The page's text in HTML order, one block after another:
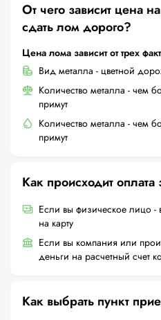
От чего зависит цена
сдать лом дорого?
Цена лома зависит от трех
Вид металла - цветной
Количество металла - чем
примут
Количество металла - чем
примут
Как происходит
Если вы физическое лицо -
на карту
Если вы компания или
деньги на расчетный счет
Как выбрать пункт